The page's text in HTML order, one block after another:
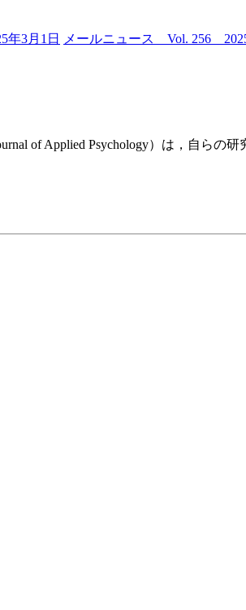
3月1日 メールニュース Vol. 256
of Applied Psychology）は，自らの